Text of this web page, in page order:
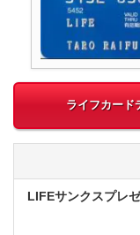
ライフカード
LIFEサンクスプレ